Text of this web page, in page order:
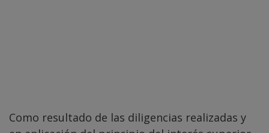
Como resultado de las diligencias realizadas y